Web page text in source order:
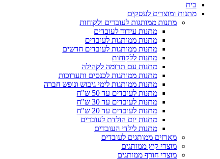
בית
מתנות ומוצרים לעסקים
מתנות ממותגות לעובדים ולקוחות
מתנות עידוד לעובדים
מתנות ממותגות לעובדים
מתנות ממותגות לעובדים חדשים
מתנות ללקוחות
מתנות עם תרומה לקהילה
מתנות ממותגות לכנסים ותערוכות
מתנות ממותגות לימי גיבוש ונופש חברה
מתנות לעובדים עד 50 ש"ח
מתנות לעובדים עד 30 ש"ח
מתנות לעובדים עד 20 ש"ח
מתנות יום הולדת לעובדים
מתנות לילדי העובדים
מארזים ממותגים לעובדים
מוצרי קיץ ממותגים
מוצרי חורף ממותגים